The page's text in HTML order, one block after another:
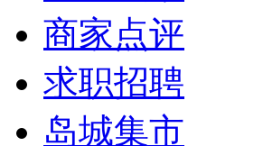
商家点评
求职招聘
岛城集市